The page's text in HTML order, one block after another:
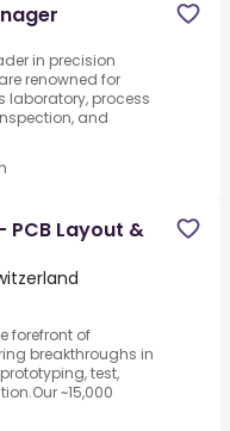
in precision
renowned for
process
and
PCB Layout &
forefront of
breakthroughs in
test,
~15,000